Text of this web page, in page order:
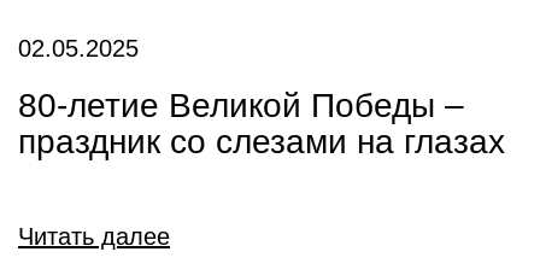
02.05.2025
80-летие Великой Победы –
праздник со слезами на глазах
Читать далее